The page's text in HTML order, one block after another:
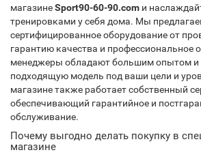
магазинеSport90-60-90.com и
тренировками у себя дома. Мы
сертифицированное оборудование от
гарантию качества и профессиональное
менеджеры обладают большим опытом и
подходящую модель под ваши цели и
магазине также работает собственный
обеспечивающий гарантийное и
обслуживание.
Почему выгодно делать покупку в
магазине